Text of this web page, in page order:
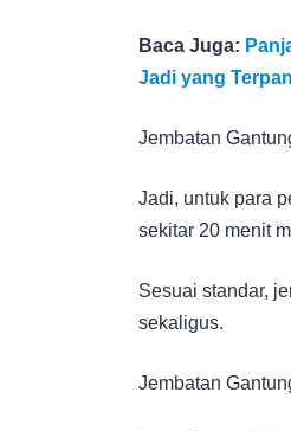
Baca Juga:
Jadi yang
Jembatan
Jadi, untuk para
sekitar 20 menit
Sesuai standar,
sekaligus.
Jembatan